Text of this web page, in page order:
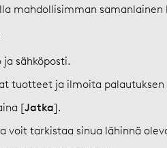
mahdollisimman samanlainen
sähköposti.
tuotteet ja ilmoita palautuksen
[Jatka].
voit tarkistaa sinua lähinnä